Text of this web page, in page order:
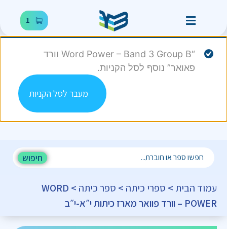
1
“Word Power – Band 3 Group B וורד
פאואר” נוסף לסל הקניות.
מעבר לסל הקניות
חיפוש
עמוד הבית > ספרי כיתה > ספר כיתה
> WORD
POWER – וורד פוואר מארז כיתות י״א-י״ב